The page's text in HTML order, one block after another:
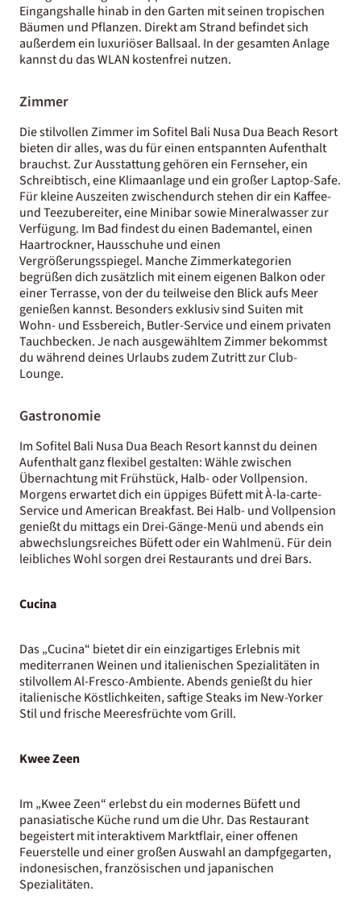
Eingangshalle hinab in den Garten mit seinen tropischen
Bäumen und Pflanzen. Direkt am Strand befindet sich
außerdem ein luxuriöser Ballsaal. In der gesamten Anlage
kannst du das WLAN kostenfrei nutzen.
Zimmer
Die stilvollen Zimmer im Sofitel Bali Nusa Dua Beach Resort
bieten dir alles, was du für einen entspannten Aufenthalt
brauchst. Zur Ausstattung gehören ein Fernseher, ein
Schreibtisch, eine Klimaanlage und ein großer Laptop-Safe.
Für kleine Auszeiten zwischendurch stehen dir ein Kaffee-
und Teezubereiter, eine Minibar sowie Mineralwasser zur
Verfügung. Im Bad findest du einen Bademantel, einen
Haartrockner, Hausschuhe und einen
Vergrößerungsspiegel. Manche Zimmerkategorien
begrüßen dich zusätzlich mit einem eigenen Balkon oder
einer Terrasse, von der du teilweise den Blick aufs Meer
genießen kannst. Besonders exklusiv sind Suiten mit
Wohn- und Essbereich, Butler-Service und einem privaten
Tauchbecken. Je nach ausgewähltem Zimmer bekommst
du während deines Urlaubs zudem Zutritt zur Club-
Lounge.
Gastronomie
Im Sofitel Bali Nusa Dua Beach Resort kannst du deinen
Aufenthalt ganz flexibel gestalten: Wähle zwischen
Übernachtung mit Frühstück, Halb- oder Vollpension.
Morgens erwartet dich ein üppiges Büfett mit À-la-carte-
Service und American Breakfast. Bei Halb- und Vollpension
genießt du mittags ein Drei-Gänge-Menü und abends ein
abwechslungsreiches Büfett oder ein Wahlmenü. Für dein
leibliches Wohl sorgen drei Restaurants und drei Bars.
Cucina
Das „Cucina“ bietet dir ein einzigartiges Erlebnis mit
mediterranen Weinen und italienischen Spezialitäten in
stilvollem Al-Fresco-Ambiente. Abends genießt du hier
italienische Köstlichkeiten, saftige Steaks im New-Yorker
Stil und frische Meeresfrüchte vom Grill.
Kwee Zeen
Im „Kwee Zeen“ erlebst du ein modernes Büfett und
panasiatische Küche rund um die Uhr. Das Restaurant
begeistert mit interaktivem Marktflair, einer offenen
Feuerstelle und einer großen Auswahl an dampfgegarten,
indonesischen, französischen und japanischen
Spezialitäten.